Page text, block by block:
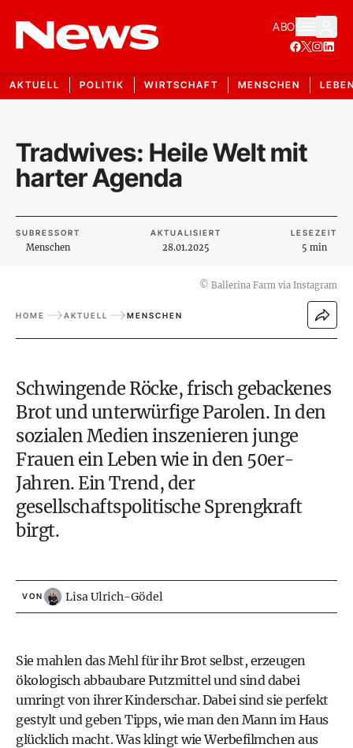
ABO
AKTUELL POLITIK WIRTSCHAFT MENSCHEN
Tradwives: Heile Welt mit
harter Agenda
SUBRESSORT
Menschen
AKTUALISIERT
28.01.2025
LESEZEIT
5 min
© Ballerina Farm via Instagram
HOME AKTUELL MENSCHEN
Schwingende Röcke, frisch gebackenes
Brot und unterwürfige Parolen. In den
sozialen Medien inszenieren junge
Frauen ein Leben wie in den 50er-
Jahren. Ein Trend, der
gesellschaftspolitische Sprengkraft
birgt.
VON Lisa Ulrich-Gödel
Sie mahlen das Mehl für ihr Brot selbst, erzeugen
ökologisch abbaubare Putzmittel und sind dabei
umringt von ihrer Kinderschar. Dabei sind sie perfekt
gestylt und geben Tipps, wie man den Mann im Haus
glücklich macht. Was klingt wie Werbefilmchen aus